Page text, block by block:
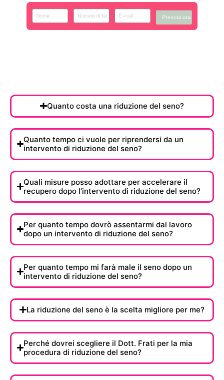
Prenota ora
Quanto costa una riduzione del seno?
Quanto tempo ci vuole per riprendersi da un
intervento di riduzione del seno?
Quali misure posso adottare per accelerare il
recupero dopo l'intervento di riduzione del seno?
Per quanto tempo dovrò assentarmi dal lavoro
dopo un intervento di riduzione del seno?
Per quanto tempo mi farà male il seno dopo un
intervento di riduzione del seno?
La riduzione del seno è la scelta migliore per me?
Perché dovrei scegliere il Dott. Frati per la mia
procedura di riduzione del seno?